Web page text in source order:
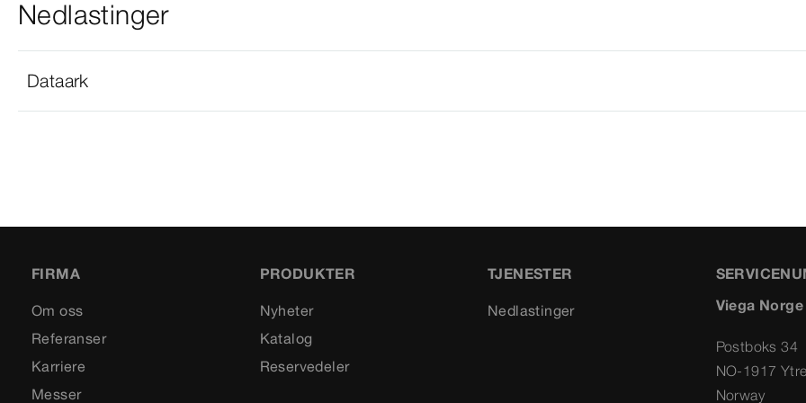
Nedlastinger
Dataark
FIRMA
Om oss
Referanser
Karriere
Messer
PRODUKTER
Nyheter
Katalog
Reservedeler
TJENESTER
Nedlastinger
Viega Norge
Postboks 34
NO-1917
Norway